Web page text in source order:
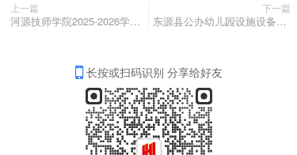
上一篇
河源技师学院2025-2026学年第二学期实训耗材采购项目（重招）竞争性磋商公告
下一篇
东源县公办幼儿园设施设备采购项目招标公告
长按或扫码识别 分享给好友